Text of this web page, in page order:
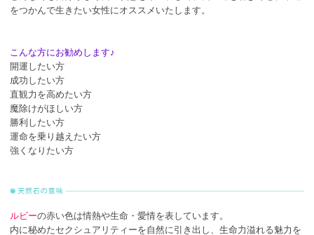
をつかんで生きたい女性にオススメいたします。
こんな方にお勧めします♪
開運したい方
成功したい方
直観力を高めたい方
魔除けがほしい方
勝利したい方
運命を乗り越えたい方
強くなりたい方
ルビーの赤い色は情熱や生命・愛情を表しています。
内に秘めたセクシュアリティーを自然に引き出し、生命力溢れる魅力を